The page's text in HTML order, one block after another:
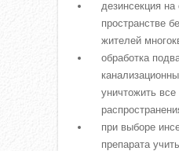
дезинсекция на
пространстве
жителей
обработка
уничтожить все
при выборе
препарата